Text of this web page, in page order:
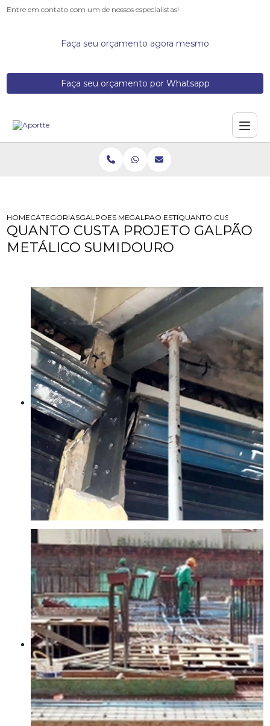
Entre em contato com um de nossos especialistas!
Faça seu orçamento agora mesmo
Faça seu orçamento por Whatsapp
HOMECATEGORIASGALPOES METALICOSGALPAO ESTRUTURA METALICA
QUANTO CUSTA
QUANTO CUSTA PROJETO GALPÃO
METÁLICO SUMIDOURO